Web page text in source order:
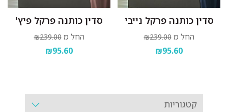
סדין כותנה פרקל נייבי
החל מ ₪239.00
₪95.60
סדין כותנה פרקל פיץ'
החל מ ₪239.00
₪95.60
קטגוריות